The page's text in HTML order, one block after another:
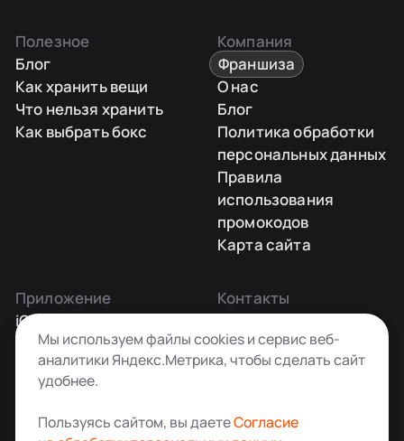
Полезное
Блог
Как хранить вещи
Что нельзя хранить
Как выбрать бокс
Компания
Франшиза
О нас
Блог
Политика обработки
персональных данных
Правила
использования
промокодов
Карта сайта
Приложение
iOS
Android
Контакты
Заказать звонок
+7 495 181-55-45
info@kladovkin.ru
Мы используем файлы cookies и сервис веб-
аналитики Яндекс.Метрика, чтобы сделать сайт
удобнее.
Пользуясь сайтом, вы даетеСогласие